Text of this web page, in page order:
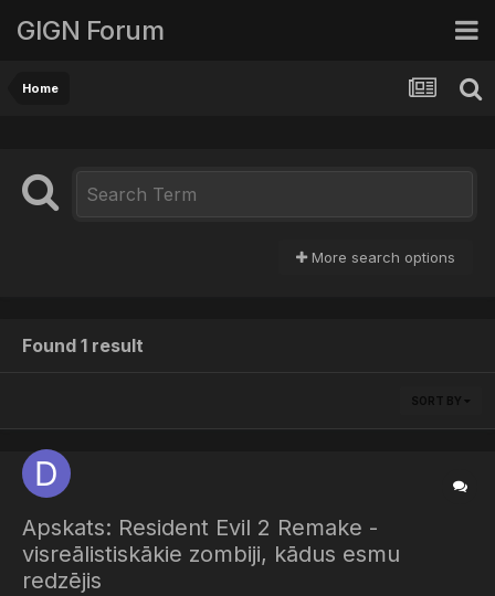
GIGN Forum
Home
More search options
Found 1 result
SORT BY
Apskats: Resident Evil 2 Remake -
visreālistiskākie zombiji, kādus esmu
redzējis